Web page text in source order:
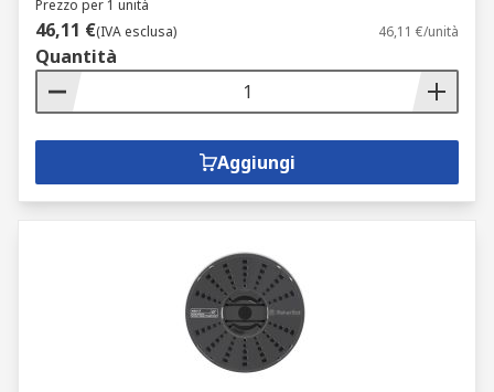
Prezzo per 1 unità
46,11 €(IVA esclusa) 46,11 €/unità
Quantità
Aggiungi